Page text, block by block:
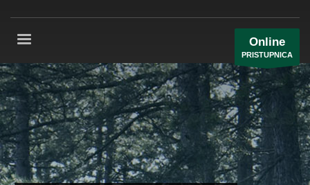
Online
PRISTUPNICA